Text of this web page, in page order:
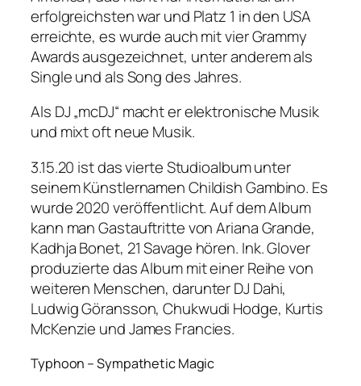
erfolgreichsten war und Platz 1 in den USA
erreichte, es wurde auch mit vier Grammy
Awards ausgezeichnet, unter anderem als
Single und als Song des Jahres.
Als DJ „mcDJ“ macht er elektronische Musik
und mixt oft neue Musik.
3.15.20 ist das vierte Studioalbum unter
seinem Künstlernamen Childish Gambino. Es
wurde 2020 veröffentlicht. Auf dem Album
kann man Gastauftritte von Ariana Grande,
Kadhja Bonet, 21 Savage hören. Ink. Glover
produzierte das Album mit einer Reihe von
weiteren Menschen, darunter DJ Dahi,
Ludwig Göransson, Chukwudi Hodge, Kurtis
McKenzie und James Francies.
Typhoon – Sympathetic Magic